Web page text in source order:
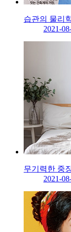
습관의 물리
2021-
무기력한 중
2021-